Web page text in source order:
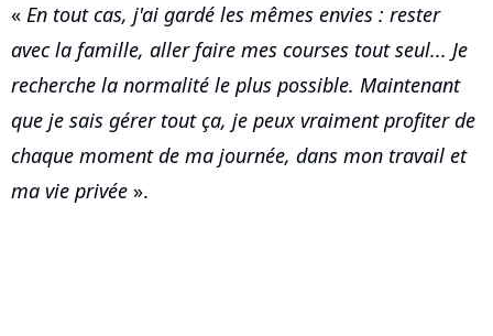
« En tout cas, j'ai gardé les mêmes envies : rester
avec la famille, aller faire mes courses tout seul... Je
recherche la normalité le plus possible. Maintenant
que je sais gérer tout ça, je peux vraiment profiter de
chaque moment de ma journée, dans mon travail et
ma vie privée ».